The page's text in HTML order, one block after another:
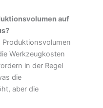
auf
Werkzeugkosten
in der Regel
die
aber die